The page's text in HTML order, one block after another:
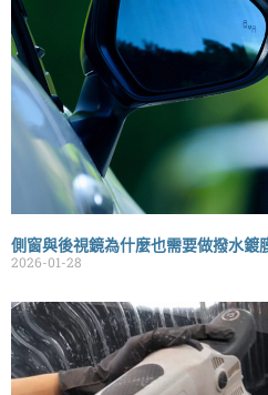
側窗與後視鏡為什麼也需要做撥水鍍
2026-01-28